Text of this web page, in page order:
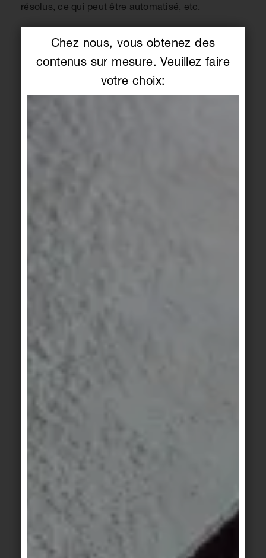
Chez nous, vous obtenez des
contenus sur mesure. Veuillez faire
votre choix:
résolus, ce qui peut être automatisé, etc.
Où en est l'UE avec la législation sur le règlement
relatif aux produits de construction (RPC) et à
partir de quelle date les EPD seront-elles
La Commission européenne a publié la proposition
transmise au Parlement européen et doit être
Toutefois, pour assurer une transition rapide vers le
nouveau règlement sur les produits de
est la tâche de l'Acquis CPR dans lequel la Plate-
forme ECO est fortement impliquée.
Que réglemente exactement le Règlement sur les
Le CPR réglemente les informations sur les
répondre pour être proposés sur le marché
européen. Il s'agit de divers indicateurs tels que
les propriétés structurelles ou de physique du
bâtiment, les composants, etc. À l'avenir, les
indicateurs relatifs à l'impact environnemental des
produits de construction, basés sur la norme EN
15804 (EPD), seront également rendus